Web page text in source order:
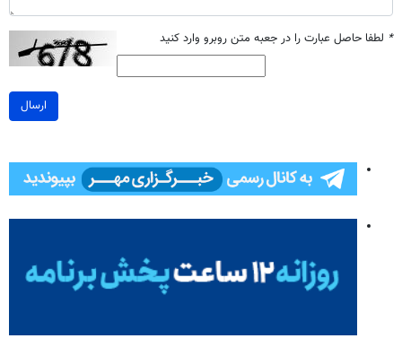
* لطفا حاصل عبارت را در جعبه متن روبرو وارد کنید
ارسال